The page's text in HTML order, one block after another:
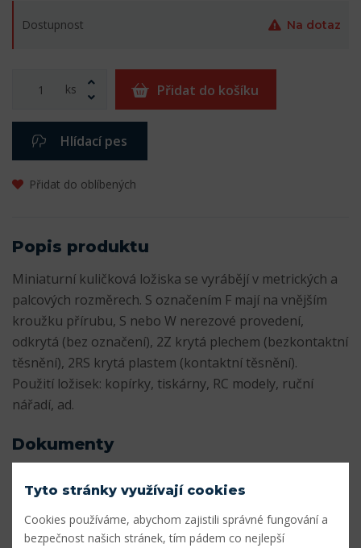
Dostupnost Na dotaz
ks Přidat do košíku
Hlídací pes
Přidat do oblíbených
Popis produktu
Miniaturní kuličková ložiska se vyrábějí v metrických a
palcových rozměrech. S označením F mají na vnějším
kroužku přírubu, S nebo W nerezové provedení,
odkrytá (bez označení), 2Z krytá plechem (bezkontaktní
těsnění), 2RS krytá plastem (kontaktní těsnění).
Použití ložisek: kopírky, tiskárny, RC modely, ruční
nářadí, ad.
Dokumenty
Katalog_miniaturnich_lozisek.pdf
Parametry
Tyto stránky využívají cookies
Cookies používáme, abychom zajistili správné fungování a
bezpečnost našich stránek, tím pádem co nejlepší